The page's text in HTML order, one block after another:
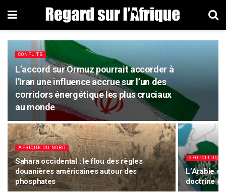
CONFLITS
L’accord sur Ormuz pourrait accorder à
l’Iran une influence accrue sur l’un des
corridors énergétique les plus cruciaux
au monde
AFRIQUE DU NORD
Sahara occidental : le flou des règles
douanières américaines autour des
phosphates
GÉOPOLITIQUE
L’Arabie
doctrine